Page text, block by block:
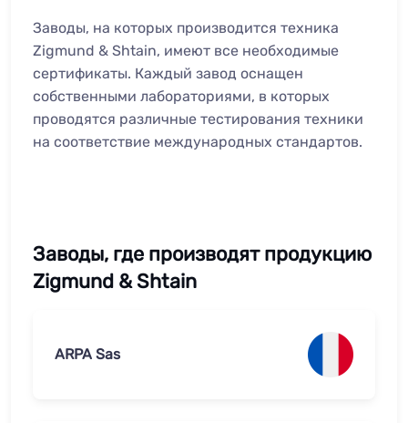
Заводы, на которых производится техника
Zigmund & Shtain, имеют все необходимые
сертификаты. Каждый завод оснащен
собственными лабораториями, в которых
проводятся различные тестирования техники
на соответствие международных стандартов.
Заводы, где производят продукцию
Zigmund & Shtain
ARPA Sas